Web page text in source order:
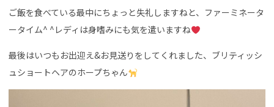
ご飯を食べている最中にちょっと失礼しますねと、ファーミネータ
ータイム^ ^レディは身嗜みにも気を遣いますね
最後はいつもお出迎え&お見送りをしてくれました、ブリティッシ
ュショートヘアのホープちゃん